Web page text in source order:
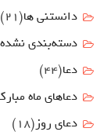
دانستنی ها(21)
دسته‌بندی نشده
دعا(44)
دعاهای ماه
دعای روز (18)